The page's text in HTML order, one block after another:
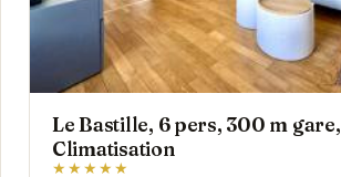
Le Bastille, 6 pers, 300 m gare,
Climatisation
★★★★★